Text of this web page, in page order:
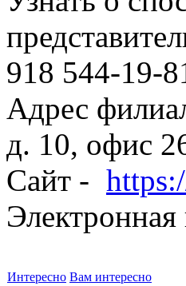
918 544-19-
Адрес
д. 10, офис
Сайт -
Интересно Вам интересно